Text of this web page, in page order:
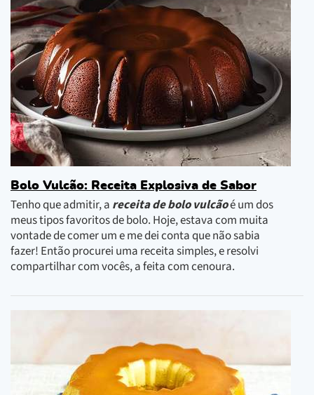
Bolo Vulcão: Receita Explosiva de Sabor
Tenho que admitir, a receita de bolo vulcãoé um dos
meus tipos favoritos de bolo. Hoje, estava com muita
vontade de comer um e me dei conta que não sabia
fazer! Então procurei uma receita simples, e resolvi
compartilhar com vocês, a feita com cenoura.